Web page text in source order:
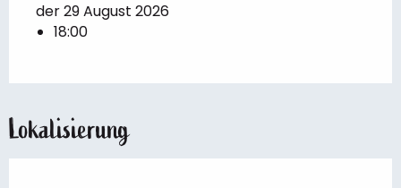
der 29 August 2026
18:00
Lokalisierung